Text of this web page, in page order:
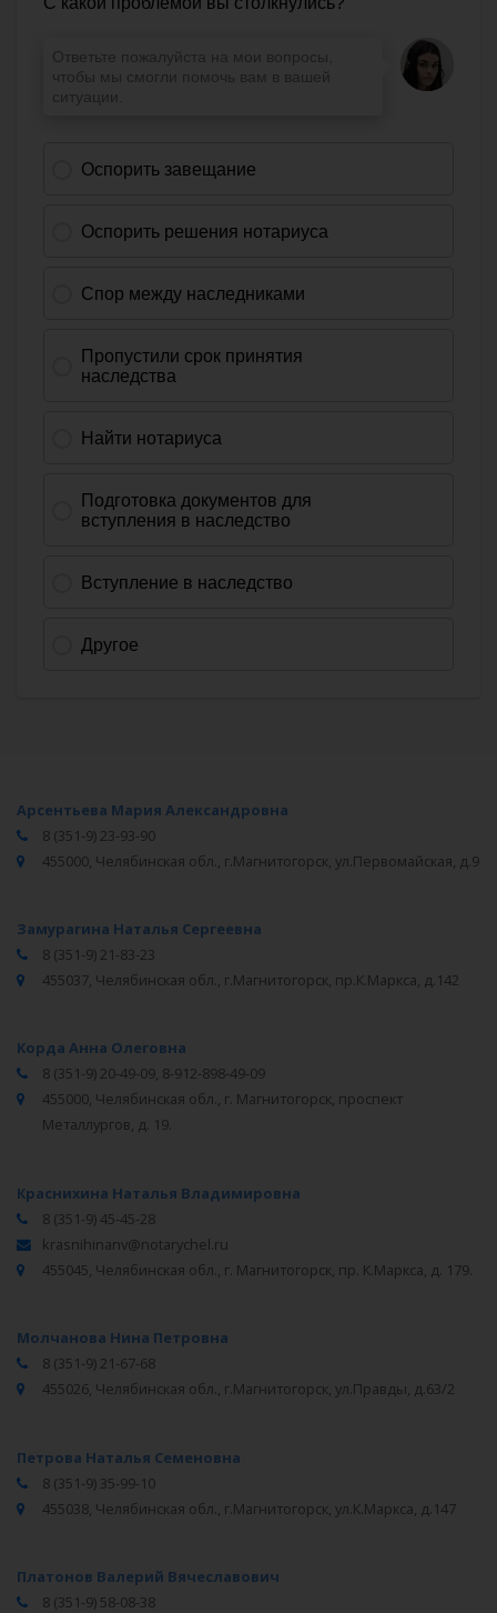
Арсентьева Мария Александровна
8 (351-9) 23-93-90
455000, Челябинская обл., г.Магнитогорск, ул.Первомайская, д.9
Замурагина Наталья Сергеевна
8 (351-9) 21-83-23
455037, Челябинская обл., г.Магнитогорск, пр.К.Маркса, д.142
Корда Анна Олеговна
8 (351-9) 20-49-09, 8-912-898-49-09
455000, Челябинская обл., г. Магнитогорск, проспект
Металлургов, д. 19.
Краснихина Наталья Владимировна
8 (351-9) 45-45-28
krasnihinanv@notarychel.ru
455045, Челябинская обл., г. Магнитогорск, пр. К.Маркса, д. 179.
Молчанова Нина Петровна
8 (351-9) 21-67-68
455026, Челябинская обл., г.Магнитогорск, ул.Правды, д.63/2
Петрова Наталья Семеновна
8 (351-9) 35-99-10
455038, Челябинская обл., г.Магнитогорск, ул.К.Маркса, д.147
Платонов Валерий Вячеславович
8 (351-9) 58-08-38